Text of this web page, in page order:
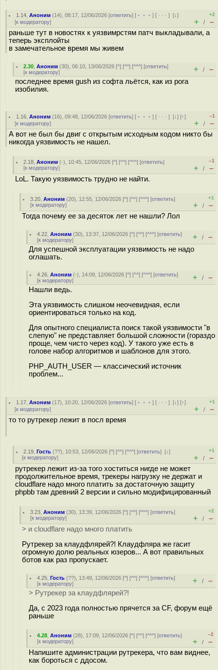
1.14 ,Аноним (14), 08:17, 12/06/2026 [ответить] [ ﹢﹢﹢] [ · · ·][↓]
[к модератору]
+2
+ / –
раньше тут в новостях к уязвимрстям патч выкладывали, а
теперь эксплойты
в замечательное время мы живем
2.30 ,Аноним (30), 06:10, 13/06/2026 [^] [^^] [^^^] [ответить]
[к модератору] + / –
последнее время gush из софта льётся, как из рога
изобилия.
1.16 ,Аноним (16), 09:48, 12/06/2026 [ответить] [ ﹢﹢﹢] [ · · ·][↓] [↑]
[к модератору]
–1
+ / –
А вот не был бы двиг с открытым исходным кодом никто бы
никогда уязвимость не нашел.
2.18 ,Аноним (-), 10:45, 12/06/2026 [^] [^^] [^^^] [ответить]
[к модератору]
–1
+ / –
LoL. Такую уязвимость трудно не найти.
3.20 ,Аноним (20), 12:55, 12/06/2026 [^] [^^] [^^^] [ответить]
[к модератору]
+1
+ / –
Тогда почему ее за десяток лет не нашли? Лол
4.22 ,Аноним (30), 13:37, 12/06/2026 [^] [^^] [^^^] [ответить]
[к модератору] + / –
Для успешной эксплуатации уязвимость не надо
оглашать.
4.26 ,Аноним (-), 14:09, 12/06/2026 [^] [^^] [^^^] [ответить]
[к модератору] + / –
Нашли ведь.
Эта уязвимость слишком неочевидная, если
ориентироваться только на код.
Для опытного специалиста поиск такой уязвимости "в
слепую" не представляет большой сложности (гораздо
проще, чем чисто через код). У такого уже есть в
голове набор алгоритмов и шаблонов для этого.
PHP_AUTH_USER — классический источник
проблем...
1.17 ,Аноним (17), 10:20, 12/06/2026 [ответить] [ ﹢﹢﹢] [ · · ·][↓] [↑]
[к модератору]
+1
+ / –
то то рутрекер лежит в посл время
2.19 ,Гость (??), 10:53, 12/06/2026 [^] [^^] [^^^] [ответить][↓]
[к модератору]
+1
+ / –
рутрекер лежит из-за того хоститься нигде не может
продолжительное время, трекеры нагрузку не держат и
cloudflare надо много платить за достаточную защиту
phpbb там древний 2 версии и сильно модифицированный
3.23 ,Аноним (30), 13:39, 12/06/2026 [^] [^^] [^^^] [ответить]
[к модератору]
+2
+ / –
> и cloudflare надо много платить
Рутрекер за клаудфлярей?! Клаудфляра же гасит
огромную долю реальных юзеров... А вот правильных
ботов как раз пропускает.
4.25 ,Гость (??), 13:49, 12/06/2026 [^] [^^] [^^^] [ответить]
[к модератору] + / –
> Рутрекер за клаудфлярей?!
Да, c 2023 года полностью прячется за CF, форум ещё
раньше
4.28 ,Аноним (28), 17:09, 12/06/2026 [^] [^^] [^^^] [ответить]
[к модератору]
–2
+ / –
Напишите администрации рутрекера, что вам виднее,
как бороться с ддосом.